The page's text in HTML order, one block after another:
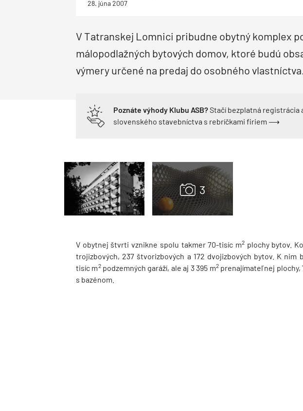
Rodinné domy
Drevostavby Montované domyBungalovy
Nízkoenergetické domy
Pasívne domy
Facility management
Správa bytových domov
Obnova bytových domov
Priemysel a logistika
28. júna 2007
V Tatranskej Lomnici pribudne obytný komplex
málopodlažných bytových domov, ktoré budú
výmery určené na predaj do osobného vlastníctva.
Poznáte výhody Klubu ASB?Stačí bezplatná registrácia
slovenského stavebníctva s rebríčkami firiem ⟶
V obytnej štvrti vznikne spolu takmer 70-tisíc m2 plochy bytov.
trojizbových, 237 štvorizbových a 172 dvojizbových bytov. K nim
tisíc m2podzemných garáží, ale aj 3 395 m2prenajímateľnej plochy,
s bazénom.